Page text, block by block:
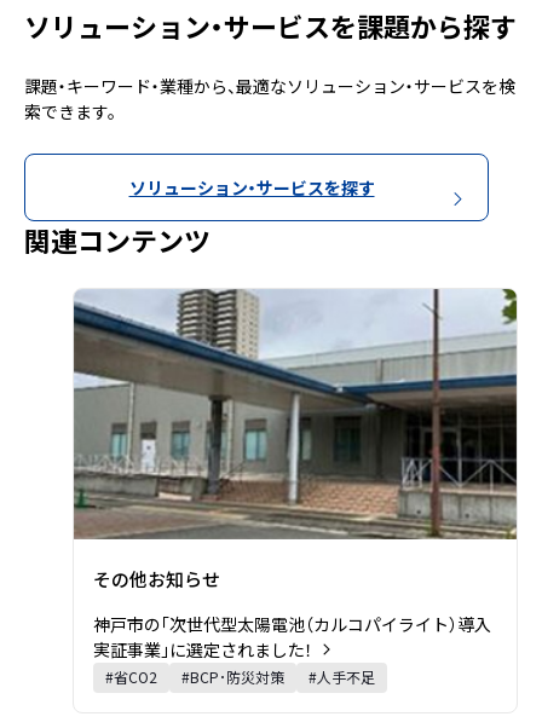
ソリューション・サービスを課題から探す
課題・キーワード・業種から、最適なソリューション・サービスを検
索できます。
ソリューション・サービスを探す
関連コンテンツ
その他お知らせ
神戸市の「次世代型太陽電池（カルコパイライト）導入
実証事業」に選定されました！
課題・キーワード・業種:
#省CO2 #BCP･防災対策 #人手不足
プレスリリースの詳細を見る